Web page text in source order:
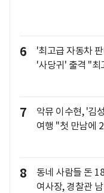
6
'최고급 자동차
'사당귀' 출격 "최
7
악뮤 이수현, '김
여행 "첫 만남에
8
동네 사람들 돈
여사장, 경찰관